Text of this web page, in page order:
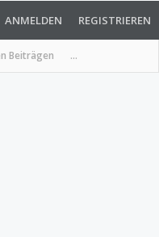
Beiträgen ...
ANMELDEN REGISTRIEREN